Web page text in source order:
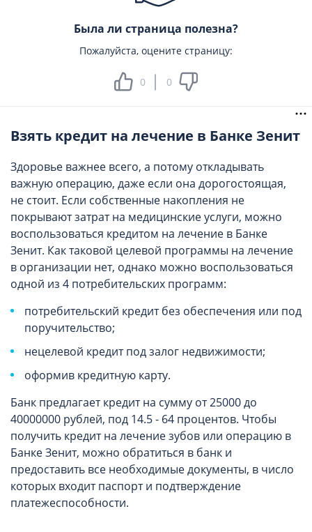
Была ли страница полезна?
Пожалуйста, оцените страницу:
0 0
Взять кредит на лечение в Банке Зенит
Здоровье важнее всего, а потому откладывать
важную операцию, даже если она дорогостоящая,
не стоит. Если собственные накопления не
покрывают затрат на медицинские услуги, можно
воспользоваться кредитом на лечение в Банке
Зенит. Как таковой целевой программы на лечение
в организации нет, однако можно воспользоваться
одной из 4 потребительских программ:
потребительский кредит без обеспечения или под
поручительство;
нецелевой кредит под залог недвижимости;
оформив кредитную карту.
Банк предлагает кредит на сумму от 25000 до
40000000 рублей, под 14.5 - 64 процентов. Чтобы
получить кредит на лечение зубов или операцию в
Банке Зенит, можно обратиться в банк и
предоставить все необходимые документы, в число
которых входит паспорт и подтверждение
платежеспособности.